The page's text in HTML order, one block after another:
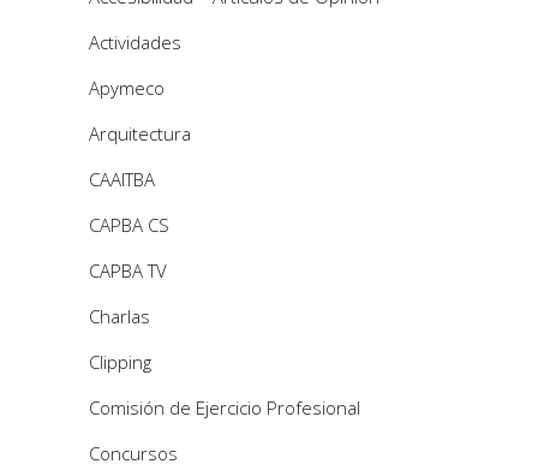
Actividades
Apymeco
Arquitectura
CAAITBA
CAPBA CS
CAPBA TV
Charlas
Clipping
Comisión de Ejercicio Profesional
Concursos